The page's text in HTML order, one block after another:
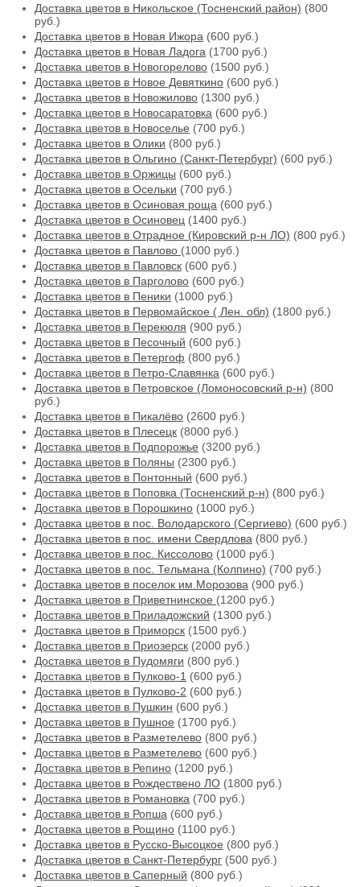
Доставка цветов в Никольское (Тосненский район) (800
руб.)
Доставка цветов в Новая Ижора (600 руб.)
Доставка цветов в Новая Ладога (1700 руб.)
Доставка цветов в Новогорелово (1500 руб.)
Доставка цветов в Новое Девяткино (600 руб.)
Доставка цветов в Новожилово (1300 руб.)
Доставка цветов в Новосаратовка (600 руб.)
Доставка цветов в Новоселье (700 руб.)
Доставка цветов в Олики (800 руб.)
Доставка цветов в Ольгино (Санкт-Петербург) (600 руб.)
Доставка цветов в Оржицы (600 руб.)
Доставка цветов в Осельки (700 руб.)
Доставка цветов в Осиновая роща (600 руб.)
Доставка цветов в Осиновец (1400 руб.)
Доставка цветов в Отрадное (Кировский р-н ЛО) (800 руб.)
Доставка цветов в Павлово (1000 руб.)
Доставка цветов в Павловск (600 руб.)
Доставка цветов в Парголово (600 руб.)
Доставка цветов в Пеники (1000 руб.)
Доставка цветов в Первомайское ( Лен. обл) (1800 руб.)
Доставка цветов в Перекюля (900 руб.)
Доставка цветов в Песочный (600 руб.)
Доставка цветов в Петергоф (800 руб.)
Доставка цветов в Петро-Славянка (600 руб.)
Доставка цветов в Петровское (Ломоносовский р-н) (800
руб.)
Доставка цветов в Пикалёво (2600 руб.)
Доставка цветов в Плесецк (8000 руб.)
Доставка цветов в Подпорожье (3200 руб.)
Доставка цветов в Поляны (2300 руб.)
Доставка цветов в Понтонный (600 руб.)
Доставка цветов в Поповка (Тосненский р-н) (800 руб.)
Доставка цветов в Порошкино (1000 руб.)
Доставка цветов в пос. Володарского (Сергиево) (600 руб.)
Доставка цветов в пос. имени Свердлова (800 руб.)
Доставка цветов в пос. Киссолово (1000 руб.)
Доставка цветов в пос. Тельмана (Колпино) (700 руб.)
Доставка цветов в поселок им.Морозова (900 руб.)
Доставка цветов в Приветнинское (1200 руб.)
Доставка цветов в Приладожский (1300 руб.)
Доставка цветов в Приморск (1500 руб.)
Доставка цветов в Приозерск (2000 руб.)
Доставка цветов в Пудомяги (800 руб.)
Доставка цветов в Пулково-1 (600 руб.)
Доставка цветов в Пулково-2 (600 руб.)
Доставка цветов в Пушкин (600 руб.)
Доставка цветов в Пушное (1700 руб.)
Доставка цветов в Разметелево (800 руб.)
Доставка цветов в Разметелево (600 руб.)
Доставка цветов в Репино (1200 руб.)
Доставка цветов в Рождествено ЛО (1800 руб.)
Доставка цветов в Романовка (700 руб.)
Доставка цветов в Ропша (600 руб.)
Доставка цветов в Рощино (1100 руб.)
Доставка цветов в Русско-Высоцкое (800 руб.)
Доставка цветов в Санкт-Петербург (500 руб.)
Доставка цветов в Саперный (800 руб.)